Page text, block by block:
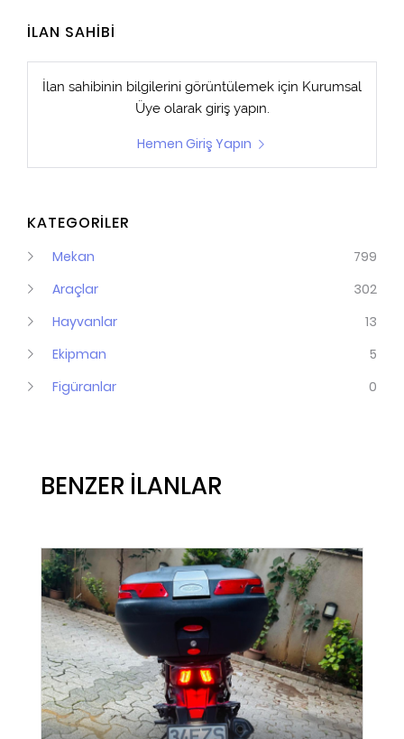
İLAN SAHİBİ
İlan sahibinin bilgilerini görüntülemek için Kurumsal
Üyeolarak giriş yapın.
Hemen Giriş Yapın
KATEGORİLER
Mekan
799
Araçlar
302
Hayvanlar
13
Ekipman
5
Figüranlar
0
BENZER İLANLAR